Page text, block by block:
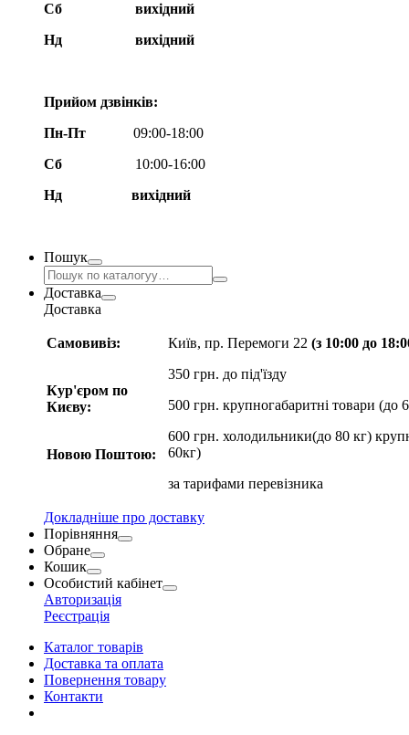
Сб
вихідний
Нд
вихідний
Прийом дзвінків:
Пн-Пт
09:00-18:00
Сб
10:00-16:00
Нд вихідний
Пошук
Доставка
Доставка
Самовивіз:
Кур'єром по
Києву:
Новою Поштою:
Київ, пр. Перемоги 22 (з 10:00 до
350 грн. до під'їзду
500 грн. крупногабаритні товари (до
600 грн. холодильники(до 80 кг)
60кг)
за тарифами перевізника
Докладніше про доставку
Порівняння
Обране
Кошик
Особистий кабінет
Авторизація
Реєстрація
Каталог товарів
Доставка та оплата
Повернення товару
Контакти